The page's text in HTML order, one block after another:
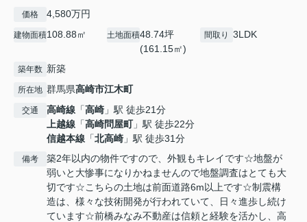
価格 4,580万円
建物面積108.88㎡ 土地面積48.74坪
(161.15㎡)
間取り 3LDK
築年数 新築
所在地 群馬県高崎市江木町
交通 高崎線 「高崎 」駅 徒歩21分
上越線 「高崎問屋町」駅 徒歩22分
信越本線 「北高崎 」駅 徒歩31分
備考
築2年以内の物件ですので、外観もキレイです☆地盤が
弱いと大惨事になりかねませんので地盤調査はとても大
切です☆こちらの土地は前面道路6m以上です☆制震構
造は、様々な技術開発が行われていて、日々進歩し続け
ています☆前橋みなみ不動産は信頼と経験を活かし、高